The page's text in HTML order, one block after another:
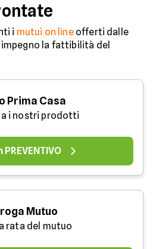
i mutui on lineofferti dalle
la fattibilità del
Prima Casa
i nostri prodotti
PREVENTIVO
Mutuo
rata del mutuo